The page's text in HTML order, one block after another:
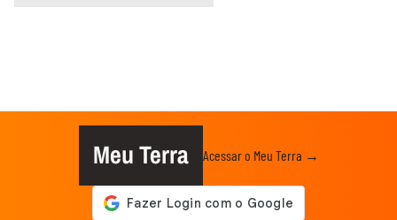
Meu Terra Acessar o Meu Terra →